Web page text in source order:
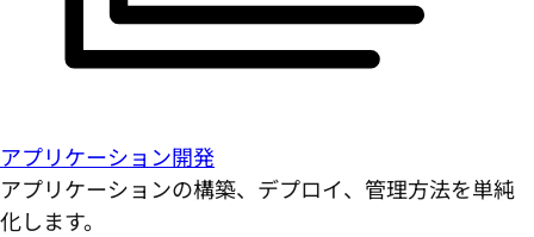
アプリケーション開発
アプリケーションの構築、デプロイ、管理方法を単純
化します。